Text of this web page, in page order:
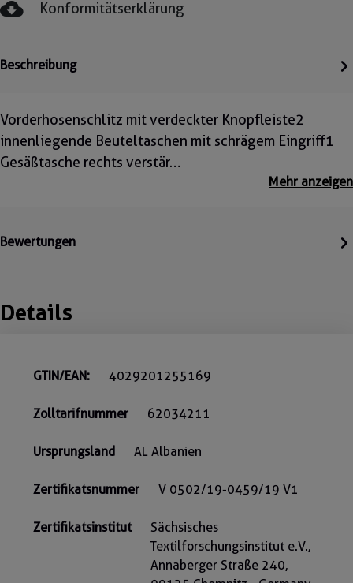
Konformitätserklärung
Beschreibung
Vorderhosenschlitz mit verdeckter Knopfleiste2
innenliegende Beuteltaschen mit schrägem Eingriff1
Gesäßtasche rechts verstär…
Mehr anzeigen
Bewertungen
Details
GTIN/EAN: 4029201255169
Zolltarifnummer 62034211
Ursprungsland AL Albanien
Zertifikatsnummer V 0502/19-0459/19 V1
Zertifikatsinstitut
Sächsisches
Textilforschungsinstitut e.V.,
Annaberger Straße 240,